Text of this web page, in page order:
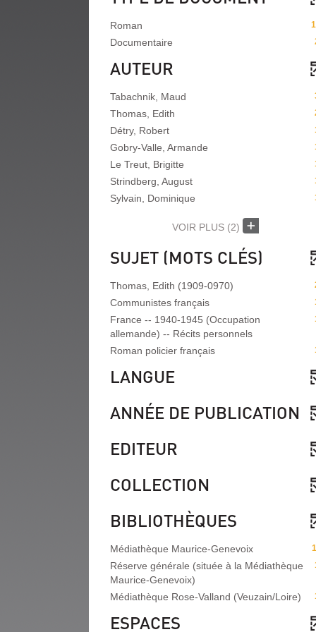
Roman
Documentaire
AUTEUR
Tabachnik, Maud
Thomas, Edith
Détry, Robert
Gobry-Valle, Armande
Le Treut, Brigitte
Strindberg, August
Sylvain, Dominique
VOIR PLUS (2)
SUJET (MOTS CLÉS)
Thomas, Edith (1909-0970)
Communistes français
France -- 1940-1945 (Occupation
allemande) -- Récits personnels
Roman policier français
LANGUE
ANNÉE DE PUBLICATION
EDITEUR
COLLECTION
BIBLIOTHÈQUES
Médiathèque Maurice-Genevoix
Réserve générale (située à la Médiathèque
Maurice-Genevoix)
Médiathèque Rose-Valland (Veuzain/Loire)
ESPACES